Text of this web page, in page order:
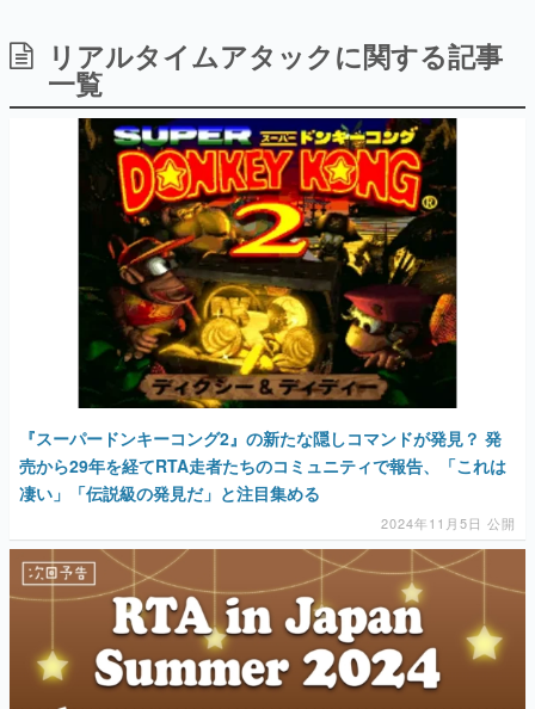
ゲーム開発者・hamatsu氏がゲームの魅力を画面や操作の
具体的な形から解き明かしていく、硬派で骨太な評論連載
ゲームが変えた日本語
「経験値」「裏技」「ラスボス」… ゲームにまつわる言葉
の起源や用法の変遷を、コンピューター文化史研究家・タ
イニーP氏が徹底調査。
カテゴリ
特集記事
その他
電ファミニコゲーマーとは？
運営：株式会社マレ
リアルタイムアタックに関する記事
一覧
『スーパードンキーコング2』の新たな隠しコマンドが発見？ 発
売から29年を経てRTA走者たちのコミュニティで報告、「これは
凄い」「伝説級の発見だ」と注目集める
2024年11月5日 公開